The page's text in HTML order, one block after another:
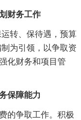
财务工作
转、保待遇，预算
为引领，以争取资
化财务和项目管
保障能力
的争取工作。积极